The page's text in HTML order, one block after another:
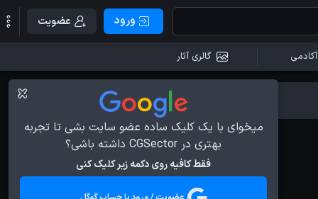
ورود عضویت
آکادمی گالری آثار
میخوای با یک کلیک ساده عضو سایت بشی تا تجربه
بهتری در CGSector داشته باشی؟
فقط کافیه روی دکمه زیر کلیک کنی